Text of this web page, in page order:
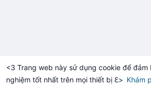
<3 Trang web này sử dụng cookie để
nghiệm tốt nhất trên mọi thiết bị ℇ> Khám
$1,900.24 +0.17% Solana $72.64